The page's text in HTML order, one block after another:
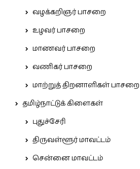
வழக்கறிஞர் பாசறை
உழவர் பாசறை
மாணவர் பாசறை
வணிகர் பாசறை
மாற்றுத் திறனாளிகள் பாசறை
தமிழ்நாட்டுக் கிளைகள்
புதுச்சேரி
திருவள்ளூர் மாவட்டம்
சென்னை மாவட்டம்